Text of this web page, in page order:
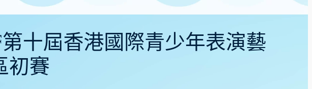
十屆香港國際青少年表演藝
初賽